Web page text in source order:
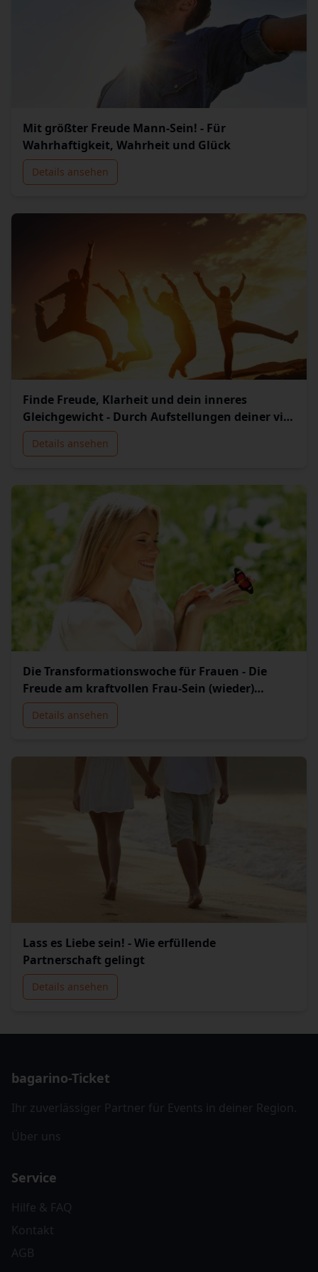
Mit größter Freude Mann-Sein! - Für
Wahrhaftigkeit, Wahrheit und Glück
Details ansehen
Finde Freude, Klarheit und dein inneres
Gleichgewicht - Durch Aufstellungen deiner vier
Energie-Körper, deinem 'inneren Team'
Details ansehen
Die Transformationswoche für Frauen - Die
Freude am kraftvollen Frau-Sein (wieder)
entdecken und lebenDie Geburtswoche in ein
neues Leben
Details ansehen
Lass es Liebe sein! - Wie erfüllende
Partnerschaft gelingt
Details ansehen
bagarino-Ticket
Ihr zuverlässiger Partner für Events in deiner Region.
Über uns
Service
Hilfe & FAQ
Kontakt
AGB